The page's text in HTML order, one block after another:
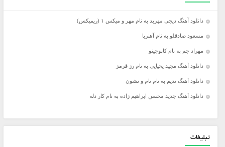
دانلود آهنگ دیجی مهربد به نام مهر و میکس ۱ (ریمیکس)
مسعود صادقلو به نام آهنربا
مهراد جم به نام کاپوچینو
دانلود آهنگ مجید یحیایی به نام رز قرمز
دانلود آهنگ ندیم به نام نام و نشون
دانلود آهنگ جدید محسن ابراهیم زاده به نام کار دله
تبلیغات